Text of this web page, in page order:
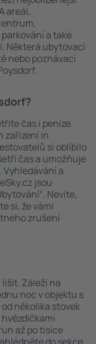
areál,
a také
Některá ubytovací
nebo poznávací
čas i peníze.
zařízení in
si oblíbilo
čas a umožňuje
a
jsou
Nevíte,
si, že vámi
zrušení
Záleží na
noc v objektu s
několika stovek
až po tisíce